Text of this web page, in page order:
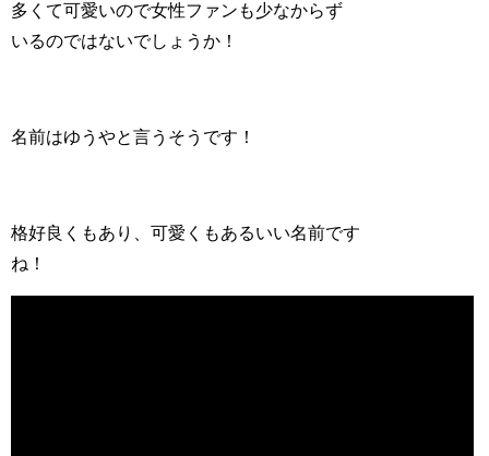
多くて可愛いので女性ファンも少なからず
いるのではないでしょうか！
名前はゆうやと言うそうです！
格好良くもあり、可愛くもあるいい名前です
ね！